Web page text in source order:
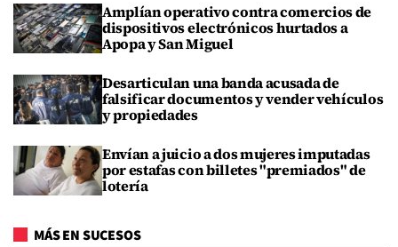
Amplían operativo contra comercios de
dispositivos electrónicos hurtados a
Apopa y San Miguel
Desarticulan una banda acusada de
falsificar documentos y vender vehículos
y propiedades
Envían a juicio a dos mujeres imputadas
por estafas con billetes "premiados" de
lotería
MÁS EN SUCESOS